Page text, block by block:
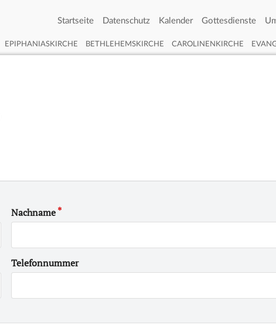
Startseite Datenschutz Kalender Gottesdienste
EPIPHANIASKIRCHE BETHLEHEMSKIRCHE CAROLINENKIRCHE
Nachname
Telefonnummer